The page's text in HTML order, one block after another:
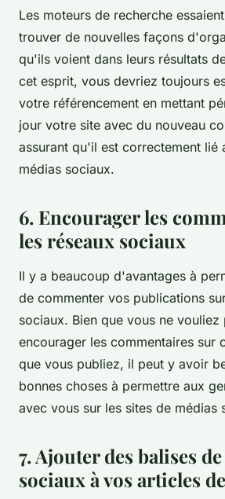
Les moteurs de recherche
trouver de nouvelles façons
qu'ils voient dans leurs résultats
cet esprit, vous devriez toujours
votre référencement en mettant
jour votre site avec du nouveau
assurant qu'il est correctement lié
médias sociaux.
6. Encourager les
les réseaux sociaux
Il y a beaucoup d'avantages à
de commenter vos publications
sociaux. Bien que vous ne vouliez
encourager les commentaires sur
que vous publiez, il peut y avoir
bonnes choses à permettre aux
avec vous sur les sites de médias
7. Ajouter des balises
sociaux à vos articles